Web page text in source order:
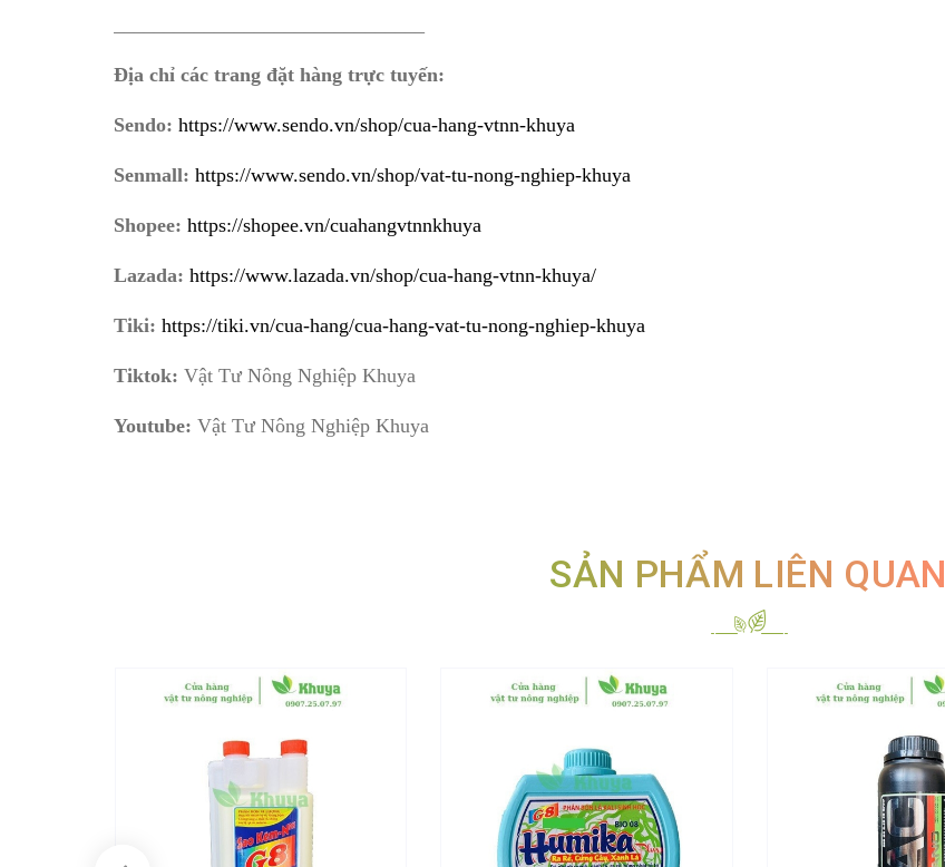
Địa chỉ các trang đặt hàng trực tuyến:
Sendo: https://www.sendo.vn/shop/cua-hang-vtnn-khuya
Senmall: https://www.sendo.vn/shop/vat-tu-nong-nghiep-khuya
Shopee: https://shopee.vn/cuahangvtnnkhuya
Lazada: https://www.lazada.vn/shop/cua-hang-vtnn-khuya/
Tiki: https://tiki.vn/cua-hang/cua-hang-vat-tu-nong-nghiep-khuya
Tiktok: Vật Tư Nông Nghiệp Khuya
Youtube: Vật Tư Nông Nghiệp Khuya
SẢN PHẨM LIÊN QUAN